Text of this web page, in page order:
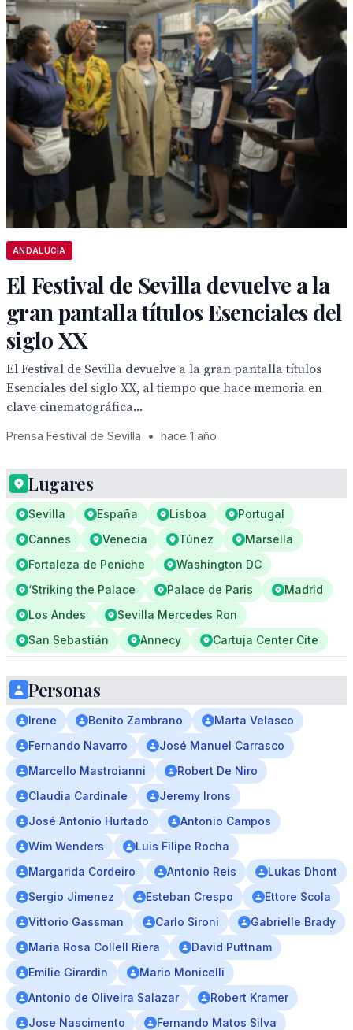
ANDALUCÍA
El Festival de Sevilla devuelve a la
gran pantalla títulos Esenciales del
siglo XX
El Festival de Sevilla devuelve a la gran pantalla títulos
Esenciales del siglo XX, al tiempo que hace memoria en
clave cinematográfica...
Prensa Festival de Sevilla • hace 1 año
Lugares
Sevilla España Lisboa
Portugal
Cannes
Venecia Túnez
Marsella
Fortaleza de Peniche
Washington DC
‘Striking the Palace
Palace de Paris
Madrid
Los Andes
Sevilla Mercedes Ron
San Sebastián
Annecy Cartuja Center Cite
Personas
Irene Benito Zambrano
Marta Velasco
Fernando Navarro
José Manuel Carrasco
Marcello Mastroianni
Robert De Niro
Claudia Cardinale
Jeremy Irons
José Antonio Hurtado
Antonio Campos
Wim Wenders
Luis Filipe Rocha
Margarida Cordeiro
Antonio Reis
Lukas Dhont
Sergio Jimenez
Esteban Crespo
Ettore Scola
Vittorio Gassman
Carlo Sironi
Gabrielle Brady
Maria Rosa Collell Riera
David Puttnam
Emilie Girardin
Mario Monicelli
Antonio de Oliveira Salazar
Robert Kramer
Jose Nascimento
Fernando Matos Silva